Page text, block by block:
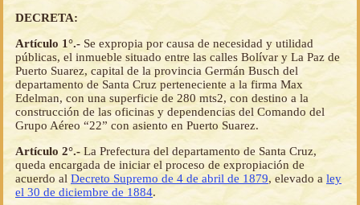
DECRETA:
Artículo 1°.- Se expropia por causa de necesidad y utilidad
públicas, el inmueble situado entre las calles Bolívar y La Paz de
Puerto Suarez, capital de la provincia Germán Busch del
departamento de Santa Cruz perteneciente a la firma Max
Edelman, con una superficie de 280 mts2, con destino a la
construcción de las oficinas y dependencias del Comando del
Grupo Aéreo “22” con asiento en Puerto Suarez.
Artículo 2°.- La Prefectura del departamento de Santa Cruz,
queda encargada de iniciar el proceso de expropiación de
acuerdo al Decreto Supremo de 4 de abril de 1879, elevado a ley
el 30 de diciembre de 1884.